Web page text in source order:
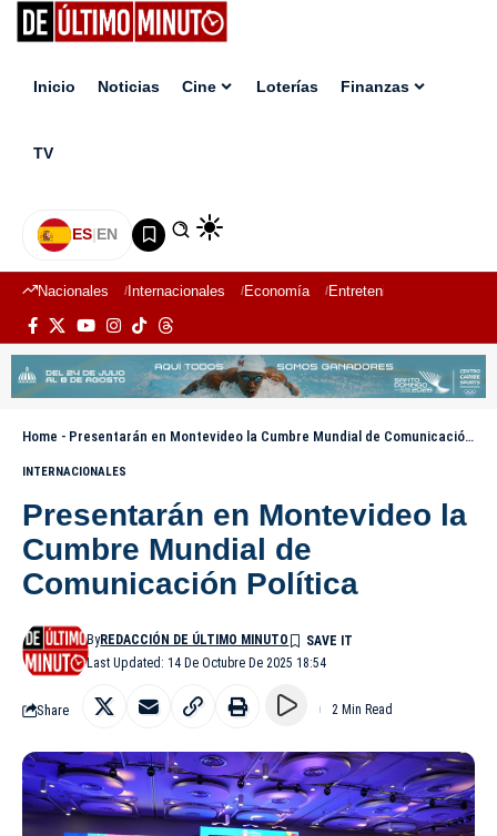
Inicio Noticias Cine Loterías Finanzas
TV
ES|EN
Nacionales Internacionales Economía Entretenimiento
Home - Presentarán en Montevideo la Cumbre Mundial de Comunicación Política
INTERNACIONALES
Presentarán en Montevideo la
Cumbre Mundial de
Comunicación Política
Last Updated: 14 De Octubre De 2025 18:54
ByREDACCIÓN DE ÚLTIMO MINUTO
Share 2 Min Read